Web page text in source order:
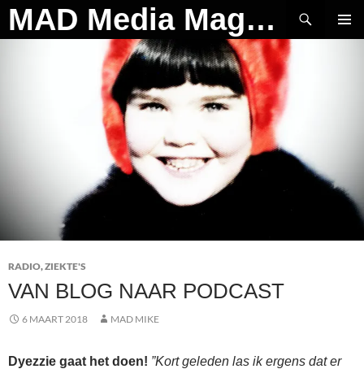
Ga
naar
MAD Media Magazine
Zoeken
RADIO,ZIEKTE'S
VAN BLOG NAAR PODCAST
6 MAART 2018 MAD MIKE
Dyezzie gaat het doen! ”Kort geleden las ik ergens dat er